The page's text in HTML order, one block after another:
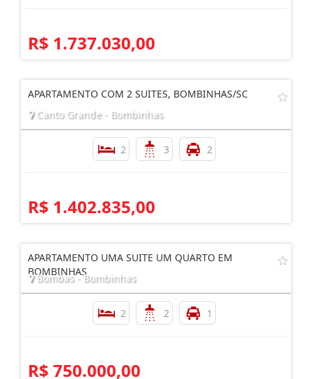
R$ 1.737.030,00
APARTAMENTO COM 2 SUITES, BOMBINHAS/SC
Canto Grande - Bombinhas
2 3 2
R$ 1.402.835,00
APARTAMENTO UMA SUITE UM QUARTO EM
BOMBINHAS
Bombas - Bombinhas
2 2 1
R$ 750.000,00